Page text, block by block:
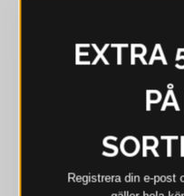
I webblager - 4-8 dagar
EXTRA
Registrera din